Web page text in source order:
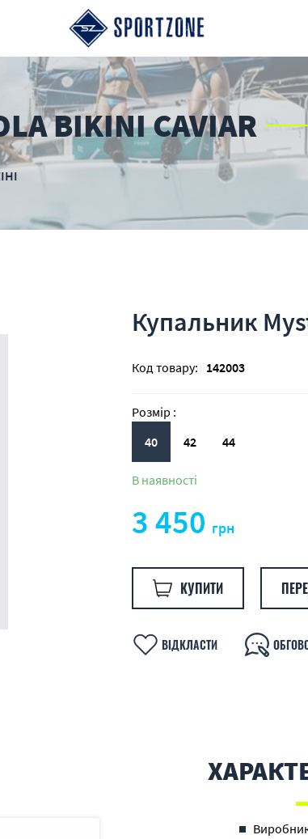
BIKINI CAVIAR
Купальник
Код товару: 142003
Розмір :
40
42 44
В наявності
3 450 грн
КУПИТИ
ВІДКЛАСТИ